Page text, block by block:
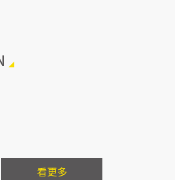
看更多